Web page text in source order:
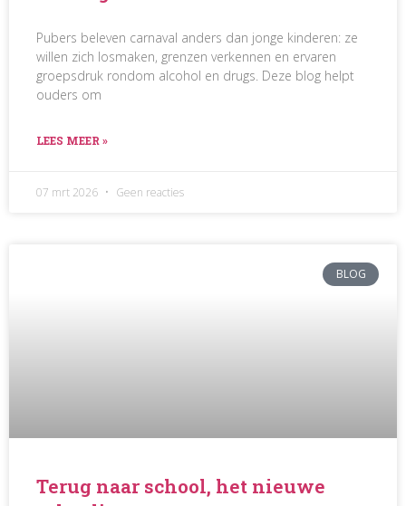
Pubers beleven carnaval anders dan jonge kinderen: ze
willen zich losmaken, grenzen verkennen en ervaren
groepsdruk rondom alcohol en drugs. Deze blog helpt
ouders om
LEES MEER »
07 mrt 2026 Geen reacties
BLOG
Terug naar school, het nieuwe